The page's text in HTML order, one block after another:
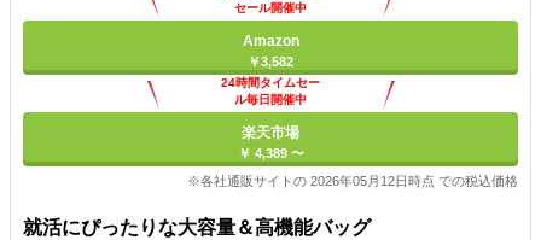
セール開催中
Amazon
￥3,582
24時間タイムセー
ル毎日開催中
楽天市場
￥ 4,389 〜
※各社通販サイトの 2026年05月12日時点 での税込価格
就活にぴったりな大容量＆高機能バッグ